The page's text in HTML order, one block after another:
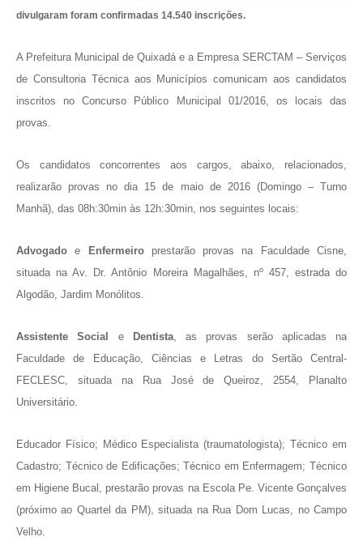
divulgaram foram confirmadas 14.540 inscrições.
A Prefeitura Municipal de Quixadá e a Empresa SERCTAM – Serviços
de Consultoria Técnica aos Municípios comunicam aos candidatos
inscritos no Concurso Público Municipal 01/2016, os locais das
provas.
Os candidatos concorrentes aos cargos, abaixo, relacionados,
realizarão provas no dia 15 de maio de 2016 (Domingo – Turno
Manhã), das 08h:30min às 12h:30min, nos seguintes locais:
Advogado e Enfermeiroprestarão provas na Faculdade Cisne,
situada na Av. Dr. Antônio Moreira Magalhães, nº 457, estrada do
Algodão, Jardim Monólitos.
Assistente Social e Dentista, as provas serão aplicadas na
Faculdade de Educação, Ciências e Letras do Sertão Central-
FECLESC, situada na Rua José de Queiroz, 2554, Planalto
Universitário.
Educador Físico; Médico Especialista (traumatologista); Técnico em
Cadastro; Técnico de Edificações; Técnico em Enfermagem; Técnico
em Higiene Bucal, prestarão provas na Escola Pe. Vicente Gonçalves
(próximo ao Quartel da PM), situada na Rua Dom Lucas, no Campo
Velho.